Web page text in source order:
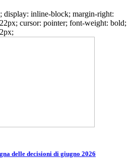
display: inline-block; margin-right:
cursor: pointer; font-weight: bold;
delle decisioni di giugno 2026